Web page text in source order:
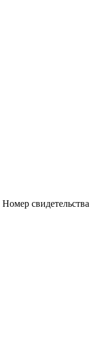
Номер свидетельства